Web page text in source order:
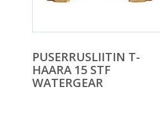
PUSERRUSLIITIN T-
HAARA 15 STF
WATERGEAR